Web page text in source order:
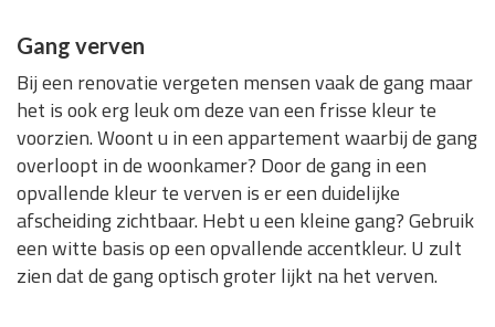
Gang verven
Bij een renovatie vergeten mensen vaak de gang maar
het is ook erg leuk om deze van een frisse kleur te
voorzien. Woont u in een appartement waarbij de gang
overloopt in de woonkamer? Door de gang in een
opvallende kleur te verven is er een duidelijke
afscheiding zichtbaar. Hebt u een kleine gang? Gebruik
een witte basis op een opvallende accentkleur. U zult
zien dat de gang optisch groter lijkt na het verven.